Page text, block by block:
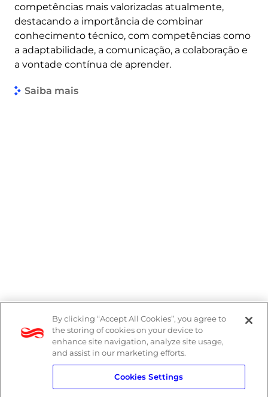
competências mais valorizadas atualmente,
destacando a importância de combinar
conhecimento técnico, com competências como
a adaptabilidade, a comunicação, a colaboração e
a vontade contínua de aprender.
Saiba mais
Denúncias
Política de Privacidade
Política do Sistema de Gestão Integrado
By clicking “Accept All Cookies”, you agree to
the storing of cookies on your device to
enhance site navigation, analyze site usage,
and assist in our marketing efforts.
Cookies Settings